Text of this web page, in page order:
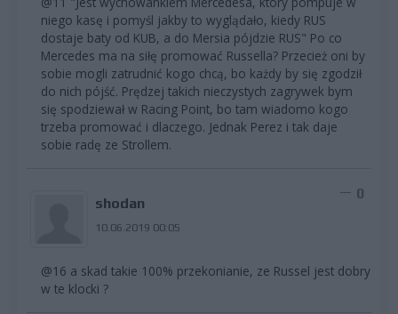
niego kasę i pomyśl jakby to wyglądało, kiedy RUS
dostaje baty od KUB, a do Mersia pójdzie RUS" Po co
Mercedes ma na siłę promować Russella? Przecież oni by
sobie mogli zatrudnić kogo chcą, bo każdy by się zgodził
do nich pójść. Prędzej takich nieczystych zagrywek bym
się spodziewał w Racing Point, bo tam wiadomo kogo
trzeba promować i dlaczego. Jednak Perez i tak daje
sobie radę ze Strollem.
shodan
10.06.2019 00:05
0
@16 a skad takie 100% przekonianie, ze Russel jest dobry
w te klocki ?